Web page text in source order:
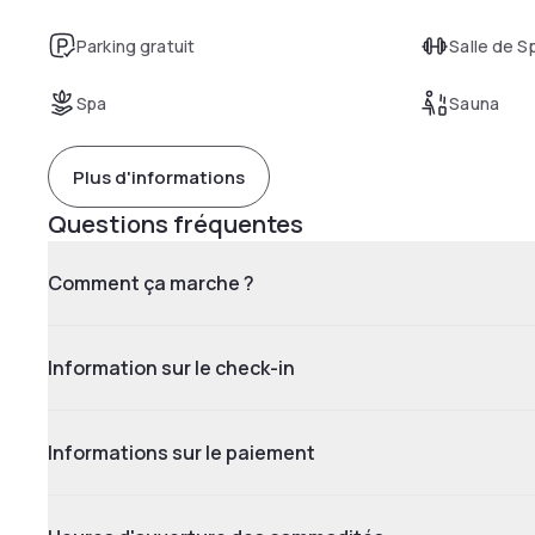
Parking gratuit Salle de
Spa Sauna
Plus d'informations
Questions fréquentes
Comment ça marche ?
Information sur le check-in
Informations sur le paiement